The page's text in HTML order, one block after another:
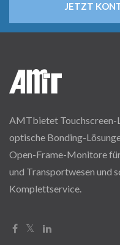
JETZT
AMTbietet Touchscreen-
optische Bonding-
Open-Frame-Monitore
und Transportwesen und
Komplettservice.